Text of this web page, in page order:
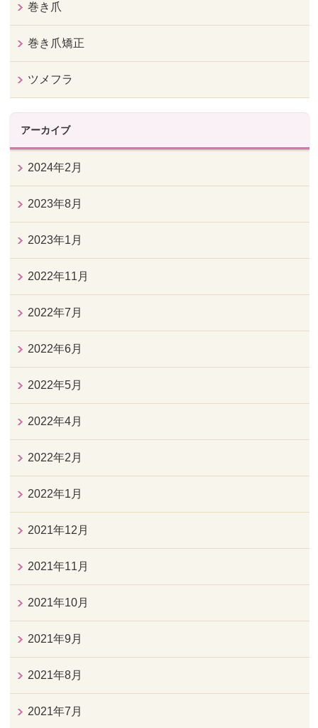
巻き爪
巻き爪矯正
ツメフラ
アーカイブ
2024年2月
2023年8月
2023年1月
2022年11月
2022年7月
2022年6月
2022年5月
2022年4月
2022年2月
2022年1月
2021年12月
2021年11月
2021年10月
2021年9月
2021年8月
2021年7月